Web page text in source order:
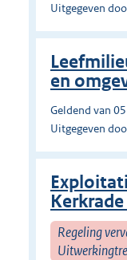
Uitgegeven
en
Geldend van
Uitgegeven
Regeling